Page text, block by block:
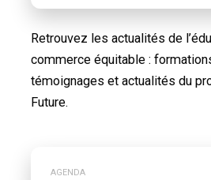
Retrouvez les actualités de
commerce équitable :
témoignages et actualités du
Future.
AGENDA